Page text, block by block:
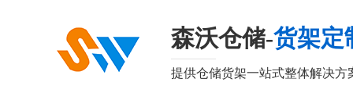
森沃仓储-货架定
提供仓储货架一站式整体解决方